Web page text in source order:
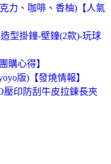
力、咖啡、香柚)【人氣
型掛鐘-壁鐘(2款)-玩球
購心得】
版)【發燒情報】
壓印防刮牛皮拉鍊長夾